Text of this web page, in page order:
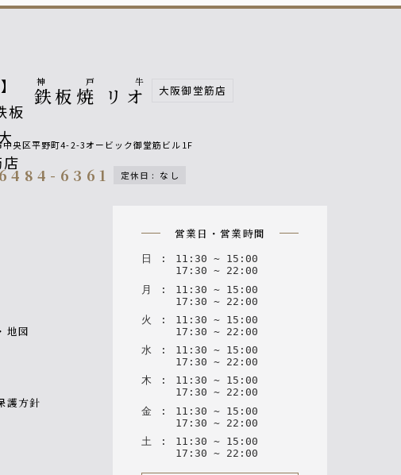
神戸牛
鉄板焼 リオ 大阪御堂筋店
中央区平野町4-2-3オービック御堂筋ビル1F
6361 定休日 : なし
地図
護方針
営業日・営業時間
日 : 11 : 30 ~ 15 : 00
17 : 30 ~ 22 : 00
月
: 11 : 30 ~ 15 : 00
17 : 30 ~ 22 : 00
火
: 11 : 30 ~ 15 : 00
17 : 30 ~ 22 : 00
水 : 11 : 30 ~ 15 : 00
17 : 30 ~ 22 : 00
木
: 11 : 30 ~ 15 : 00
17 : 30 ~ 22 : 00
金
: 11 : 30 ~ 15 : 00
17 : 30 ~ 22 : 00
土
: 11 : 30 ~ 15 : 00
17 : 30 ~ 22 : 00